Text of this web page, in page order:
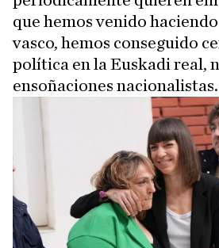
que hemos venido
vasco, hemos conseguido
política en la Euskadi real,
ensoñaciones nacionalistas.